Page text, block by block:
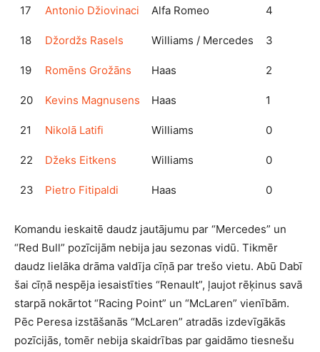
17 Antonio Džiovinaci Alfa Romeo 4
18 Džordžs Rasels Williams / Mercedes 3
19 Romēns Grožāns Haas 2
20 Kevins Magnusens Haas 1
21 Nikolā Latifi Williams 0
22 Džeks Eitkens Williams 0
23 Pietro Fitipaldi Haas 0
Komandu ieskaitē daudz jautājumu par “Mercedes” un
“Red Bull” pozīcijām nebija jau sezonas vidū. Tikmēr
daudz lielāka drāma valdīja cīņā par trešo vietu. Abū Dabī
šai cīņā nespēja iesaistīties “Renault”, ļaujot rēķinus savā
starpā nokārtot “Racing Point” un “McLaren” vienībām.
Pēc Peresa izstāšanās “McLaren” atradās izdevīgākās
pozīcijās, tomēr nebija skaidrības par gaidāmo tiesnešu